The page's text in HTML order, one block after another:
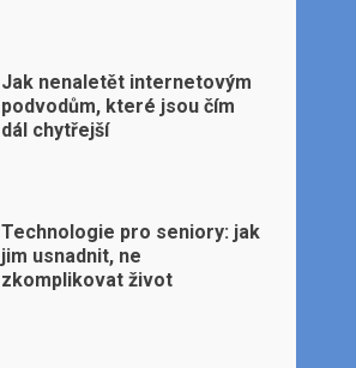
Jak nenaletět internetovým
podvodům, které jsou čím
dál chytřejší
Technologie pro seniory: jak
jim usnadnit, ne
zkomplikovat život